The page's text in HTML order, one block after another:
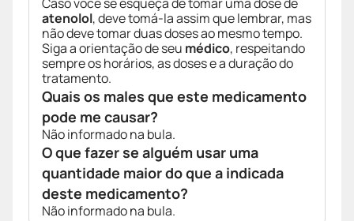
atenolol, deve tomá-la assim que lembrar, mas
não deve tomar duas doses ao mesmo tempo.
Siga a orientação de seu médico, respeitando
sempre os horários, as doses e a duração do
tratamento.
Quais os males que este medicamento
pode me causar?
Não informado na bula.
O que fazer se alguém usar uma
quantidade maior do que a indicada
deste medicamento?
Não informado na bula.